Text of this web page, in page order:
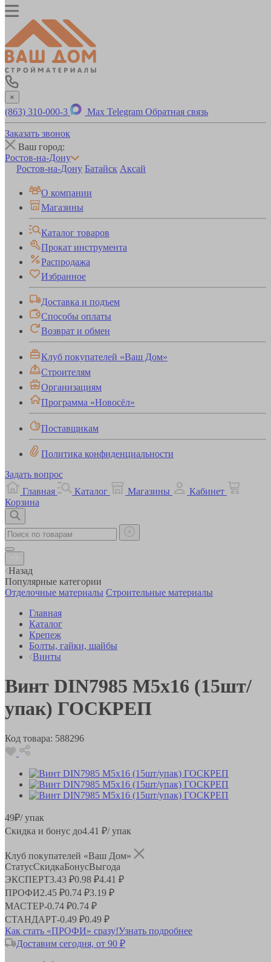
×
(863) 310-000-3 Max Telegram Обратная связь
Заказать звонок
Ваш город:
Ростов-на-Дону
Ростов-на-Дону Батайск Аксай
О компании
Магазины
Каталог товаров
Прокат инструмента
Распродажа
Избранное
Доставка и подъем
Способы оплаты
Возврат и обмен
Клуб покупателей «Ваш Дом»
Строителям
Организациям
Программа «Новосёл»
Поставщикам
Политика конфиденциальности
Задать вопрос
Главная
Каталог Магазины
Кабинет
Корзина
Назад
Популярные категории
Отделочные материалы Строительные материалы
Главная
Каталог
Крепеж
Болты, гайки, шайбы
Винты
Винт DIN7985 М5х16 (15шт/
упак) ГОСКРЕП
Код товара: 588296
49₽/ упак
Скидка и бонус до4.41 ₽/ упак
Клуб покупателей «Ваш Дом»
СтатусСкидкаБонусВыгода
ЭКСПЕРТ3.43 ₽0.98 ₽4.41 ₽
ПРОФИ2.45 ₽0.74 ₽3.19 ₽
МАСТЕР-0.74 ₽0.74 ₽
СТАНДАРТ-0.49 ₽0.49 ₽
Как стать «ПРОФИ» сразу!Узнать подробнее
Доставим сегодня, от 90 ₽